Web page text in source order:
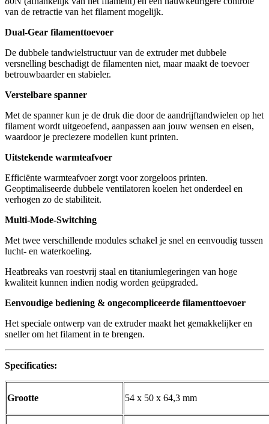
van de retractie van het filament mogelijk.
Dual-Gear filamenttoevoer
De dubbele tandwielstructuur van de extruder met dubbele
versnelling beschadigt de filamenten niet, maar maakt de toevoer
betrouwbaarder en stabieler.
Verstelbare spanner
Met de spanner kun je de druk die door de aandrijftandwielen op het
filament wordt uitgeoefend, aanpassen aan jouw wensen en eisen,
waardoor je preciezere modellen kunt printen.
Uitstekende warmteafvoer
Efficiënte warmteafvoer zorgt voor zorgeloos printen.
Geoptimaliseerde dubbele ventilatoren koelen het onderdeel en
verhogen zo de stabiliteit.
Multi-Mode-Switching
Met twee verschillende modules schakel je snel en eenvoudig tussen
lucht- en waterkoeling.
Heatbreaks van roestvrij staal en titaniumlegeringen van hoge
kwaliteit kunnen indien nodig worden geüpgraded.
Eenvoudige bediening & ongecompliceerde filamenttoevoer
Het speciale ontwerp van de extruder maakt het gemakkelijker en
sneller om het filament in te brengen.
Specificaties:
Grootte 54 x 50 x 64,3 mm